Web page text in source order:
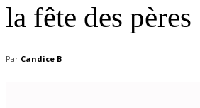
la fête des pères
Par Candice B